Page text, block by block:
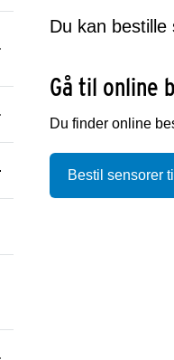
Du kan bestille
Gå til online
Du finder online
Bestil sensorer